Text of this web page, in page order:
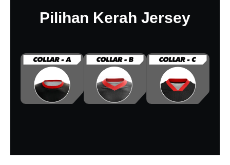
Pilihan Kerah Jersey